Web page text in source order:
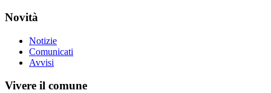
Novità
Notizie
Comunicati
Avvisi
Vivere il comune